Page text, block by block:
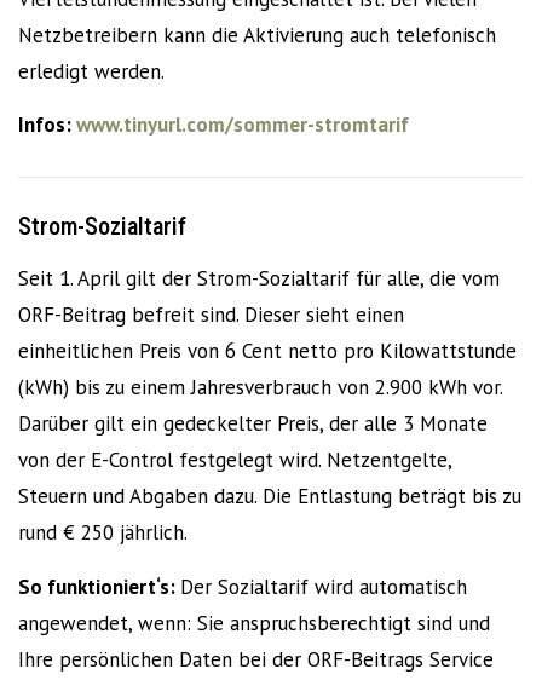
Netzbetreibern kann die Aktivierung auch telefonisch
erledigt werden.
Infos:www.tinyurl.com/sommer-stromtarif
Strom-Sozialtarif
Seit 1. April gilt der Strom-Sozialtarif für alle, die vom
ORF-Beitrag befreit sind. Dieser sieht einen
einheitlichen Preis von 6 Cent netto pro Kilowattstunde
(kWh) bis zu einem Jahresverbrauch von 2.900 kWh vor.
Darüber gilt ein gedeckelter Preis, der alle 3 Monate
von der E-Control festgelegt wird. Netzentgelte,
Steuern und Abgaben dazu. Die Entlastung beträgt bis zu
rund € 250 jährlich.
So funktioniert‘s: Der Sozialtarif wird automatisch
angewendet, wenn: Sie anspruchsberechtigt sind und
Ihre persönlichen Daten bei der ORF-Beitrags Service